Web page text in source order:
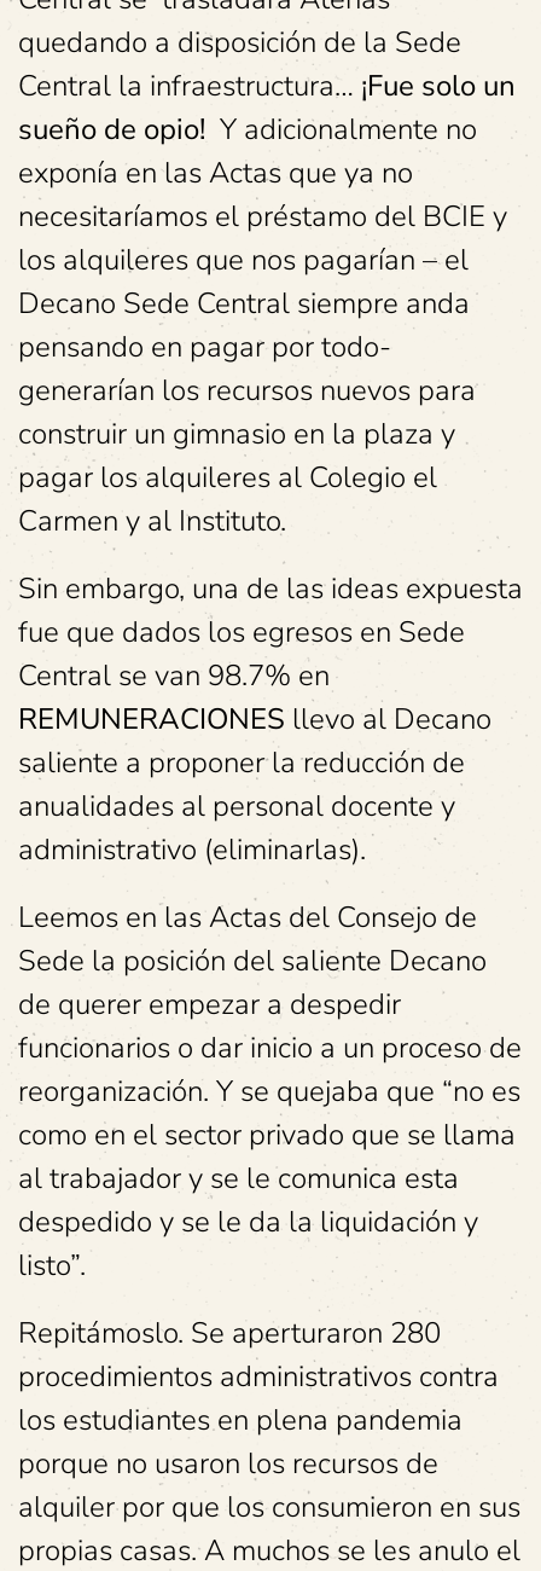
quedando a disposición de la Sede
Central la infraestructura… ¡Fue solo un
sueño de opio! Y adicionalmente no
exponía en las Actas que ya no
necesitaríamos el préstamo del BCIE y
los alquileres que nos pagarían – el
Decano Sede Central siempre anda
pensando en pagar por todo-
generarían los recursos nuevos para
construir un gimnasio en la plaza y
pagar los alquileres al Colegio el
Carmen y al Instituto.
Sin embargo, una de las ideas expuesta
fue que dados los egresos en Sede
Central se van 98.7% en
REMUNERACIONES llevo al Decano
saliente a proponer la reducción de
anualidades al personal docente y
administrativo (eliminarlas).
Leemos en las Actas del Consejo de
Sede la posición del saliente Decano
de querer empezar a despedir
funcionarios o dar inicio a un proceso de
reorganización. Y se quejaba que “no es
como en el sector privado que se llama
al trabajador y se le comunica esta
despedido y se le da la liquidación y
listo”.
Repitámoslo. Se aperturaron 280
procedimientos administrativos contra
los estudiantes en plena pandemia
porque no usaron los recursos de
alquiler por que los consumieron en sus
propias casas. A muchos se les anulo el